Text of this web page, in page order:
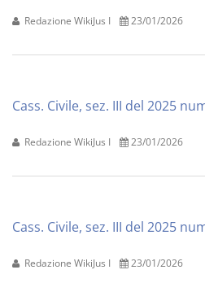
Redazione WikiJus I 23/01/2026
Cass. Civile, sez. III del 2025
Redazione WikiJus I 23/01/2026
Cass. Civile, sez. III del 2025
Redazione WikiJus I 23/01/2026